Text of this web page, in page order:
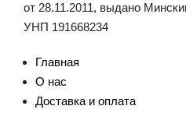
от 28.11.2011, выдано
УНП 191668234
Главная
О нас
Доставка и оплата